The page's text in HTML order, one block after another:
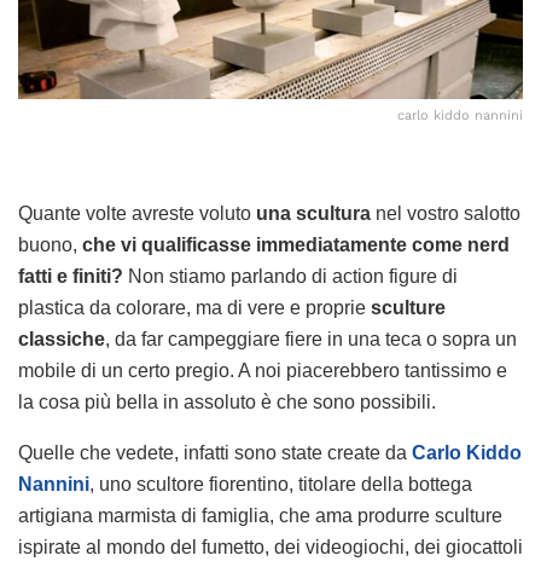
carlo kiddo nannini
Quante volte avreste voluto una scultura nel vostro salotto
buono, che vi qualificasse immediatamente come nerd
fatti e finiti? Non stiamo parlando di action figure di
plastica da colorare, ma di vere e proprie sculture
classiche, da far campeggiare fiere in una teca o sopra un
mobile di un certo pregio. A noi piacerebbero tantissimo e
la cosa più bella in assoluto è che sono possibili.
Quelle che vedete, infatti sono state create da Carlo Kiddo
Nannini, uno scultore fiorentino, titolare della bottega
artigiana marmista di famiglia, che ama produrre sculture
ispirate al mondo del fumetto, dei videogiochi, dei giocattoli